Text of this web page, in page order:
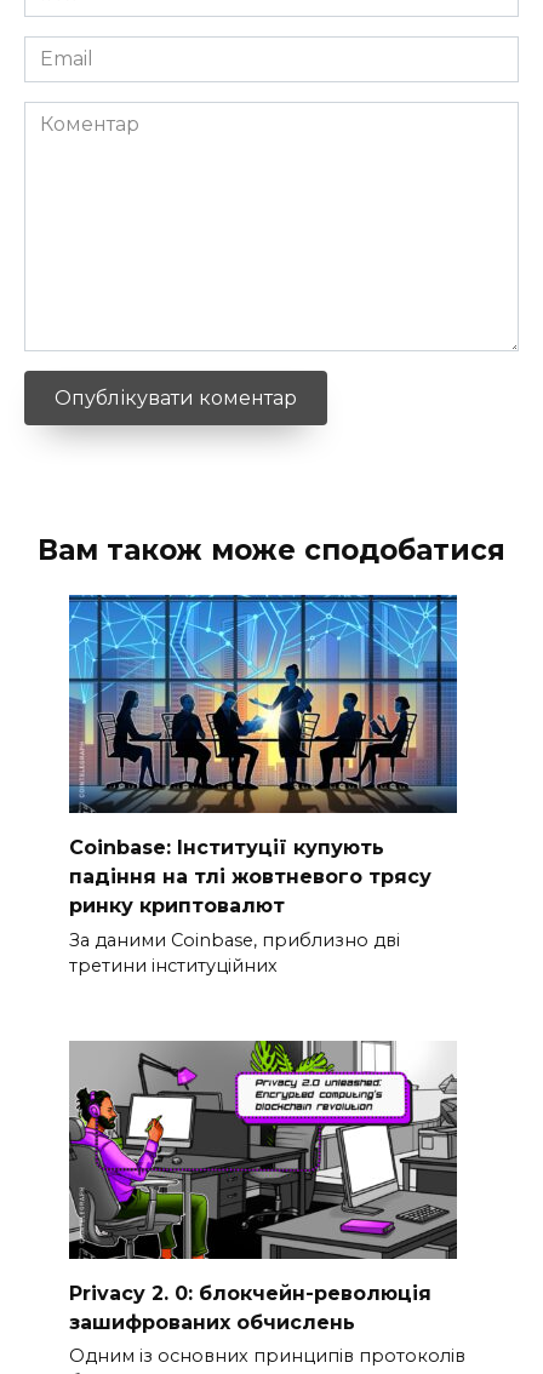
*
Email
*
Коментар
Вам також може сподобатися
Coinbase: Інституції купують
падіння на тлі жовтневого трясу
ринку криптовалют
За даними Coinbase, приблизно дві
третини інституційних
Privacy 2. 0: блокчейн-революція
зашифрованих обчислень
Одним із основних принципів протоколів